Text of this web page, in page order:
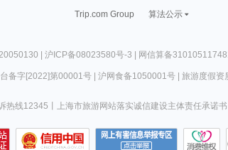
Trip.com Group
算法公示
| 沪ICP备08023580号-3 | 网信算备
台备字[2022]第00001号| 沪网食备1050001号| 旅游度假资
热线12345 上海市旅游网站落实诚信建设主体责任承诺书